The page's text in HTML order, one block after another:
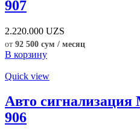
907
2.220.000 UZS
от 92 500 сум / месяц
В корзину
Quick view
Авто
906